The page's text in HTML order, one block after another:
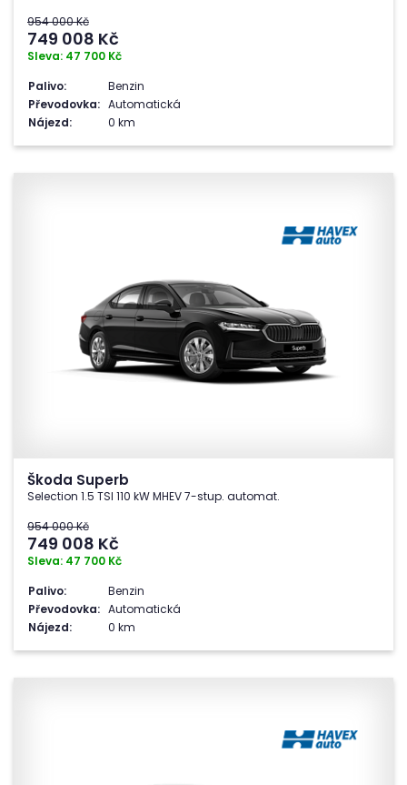
954 000 Kč
749 008 Kč
Sleva: 47 700 Kč
Palivo:
Benzin
Převodovka: Automatická
Nájezd:
0 km
Škoda Superb
Selection 1.5 TSI 110 kW MHEV 7-stup. automat.
954 000 Kč
749 008 Kč
Sleva: 47 700 Kč
Palivo:
Benzin
Převodovka: Automatická
Nájezd:
0 km